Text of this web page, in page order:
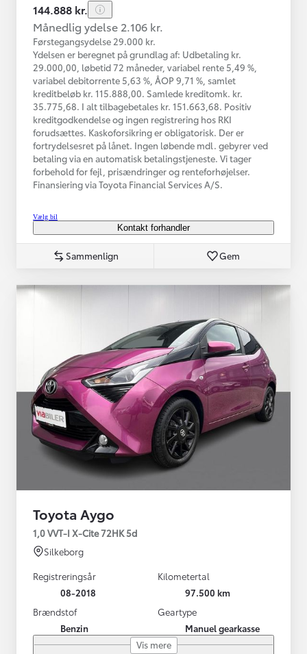
144.888 kr.
Månedlig ydelse 2.106 kr.
Førstegangsydelse 29.000 kr.
Ydelsen er beregnet på grundlag af: Udbetaling kr.
29.000,00, løbetid 72 måneder, variabel rente 5,49 %,
variabel debitorrente 5,63 %, ÅOP 9,71 %, samlet
kreditbeløb kr. 115.888,00. Samlede kreditomk. kr.
35.775,68. I alt tilbagebetales kr. 151.663,68. Positiv
kreditgodkendelse og ingen registrering hos RKI
forudsættes. Kaskoforsikring er obligatorisk. Der er
fortrydelsesret på lånet. Ingen løbende mdl. gebyrer ved
betaling via en automatisk betalingstjeneste. Vi tager
forbehold for fejl, prisændringer og renteforhøjelser.
Finansiering via Toyota Financial Services A/S.
Vælg bil
Kontakt forhandler
Sammenlign Gem
Toyota Aygo
1,0 VVT-I X-Cite 72HK 5d
Silkeborg
Registreringsår
08-2018
Kilometertal
97.500 km
Brændstof
Benzin
Geartype
Manuel gearkasse
Vis mere